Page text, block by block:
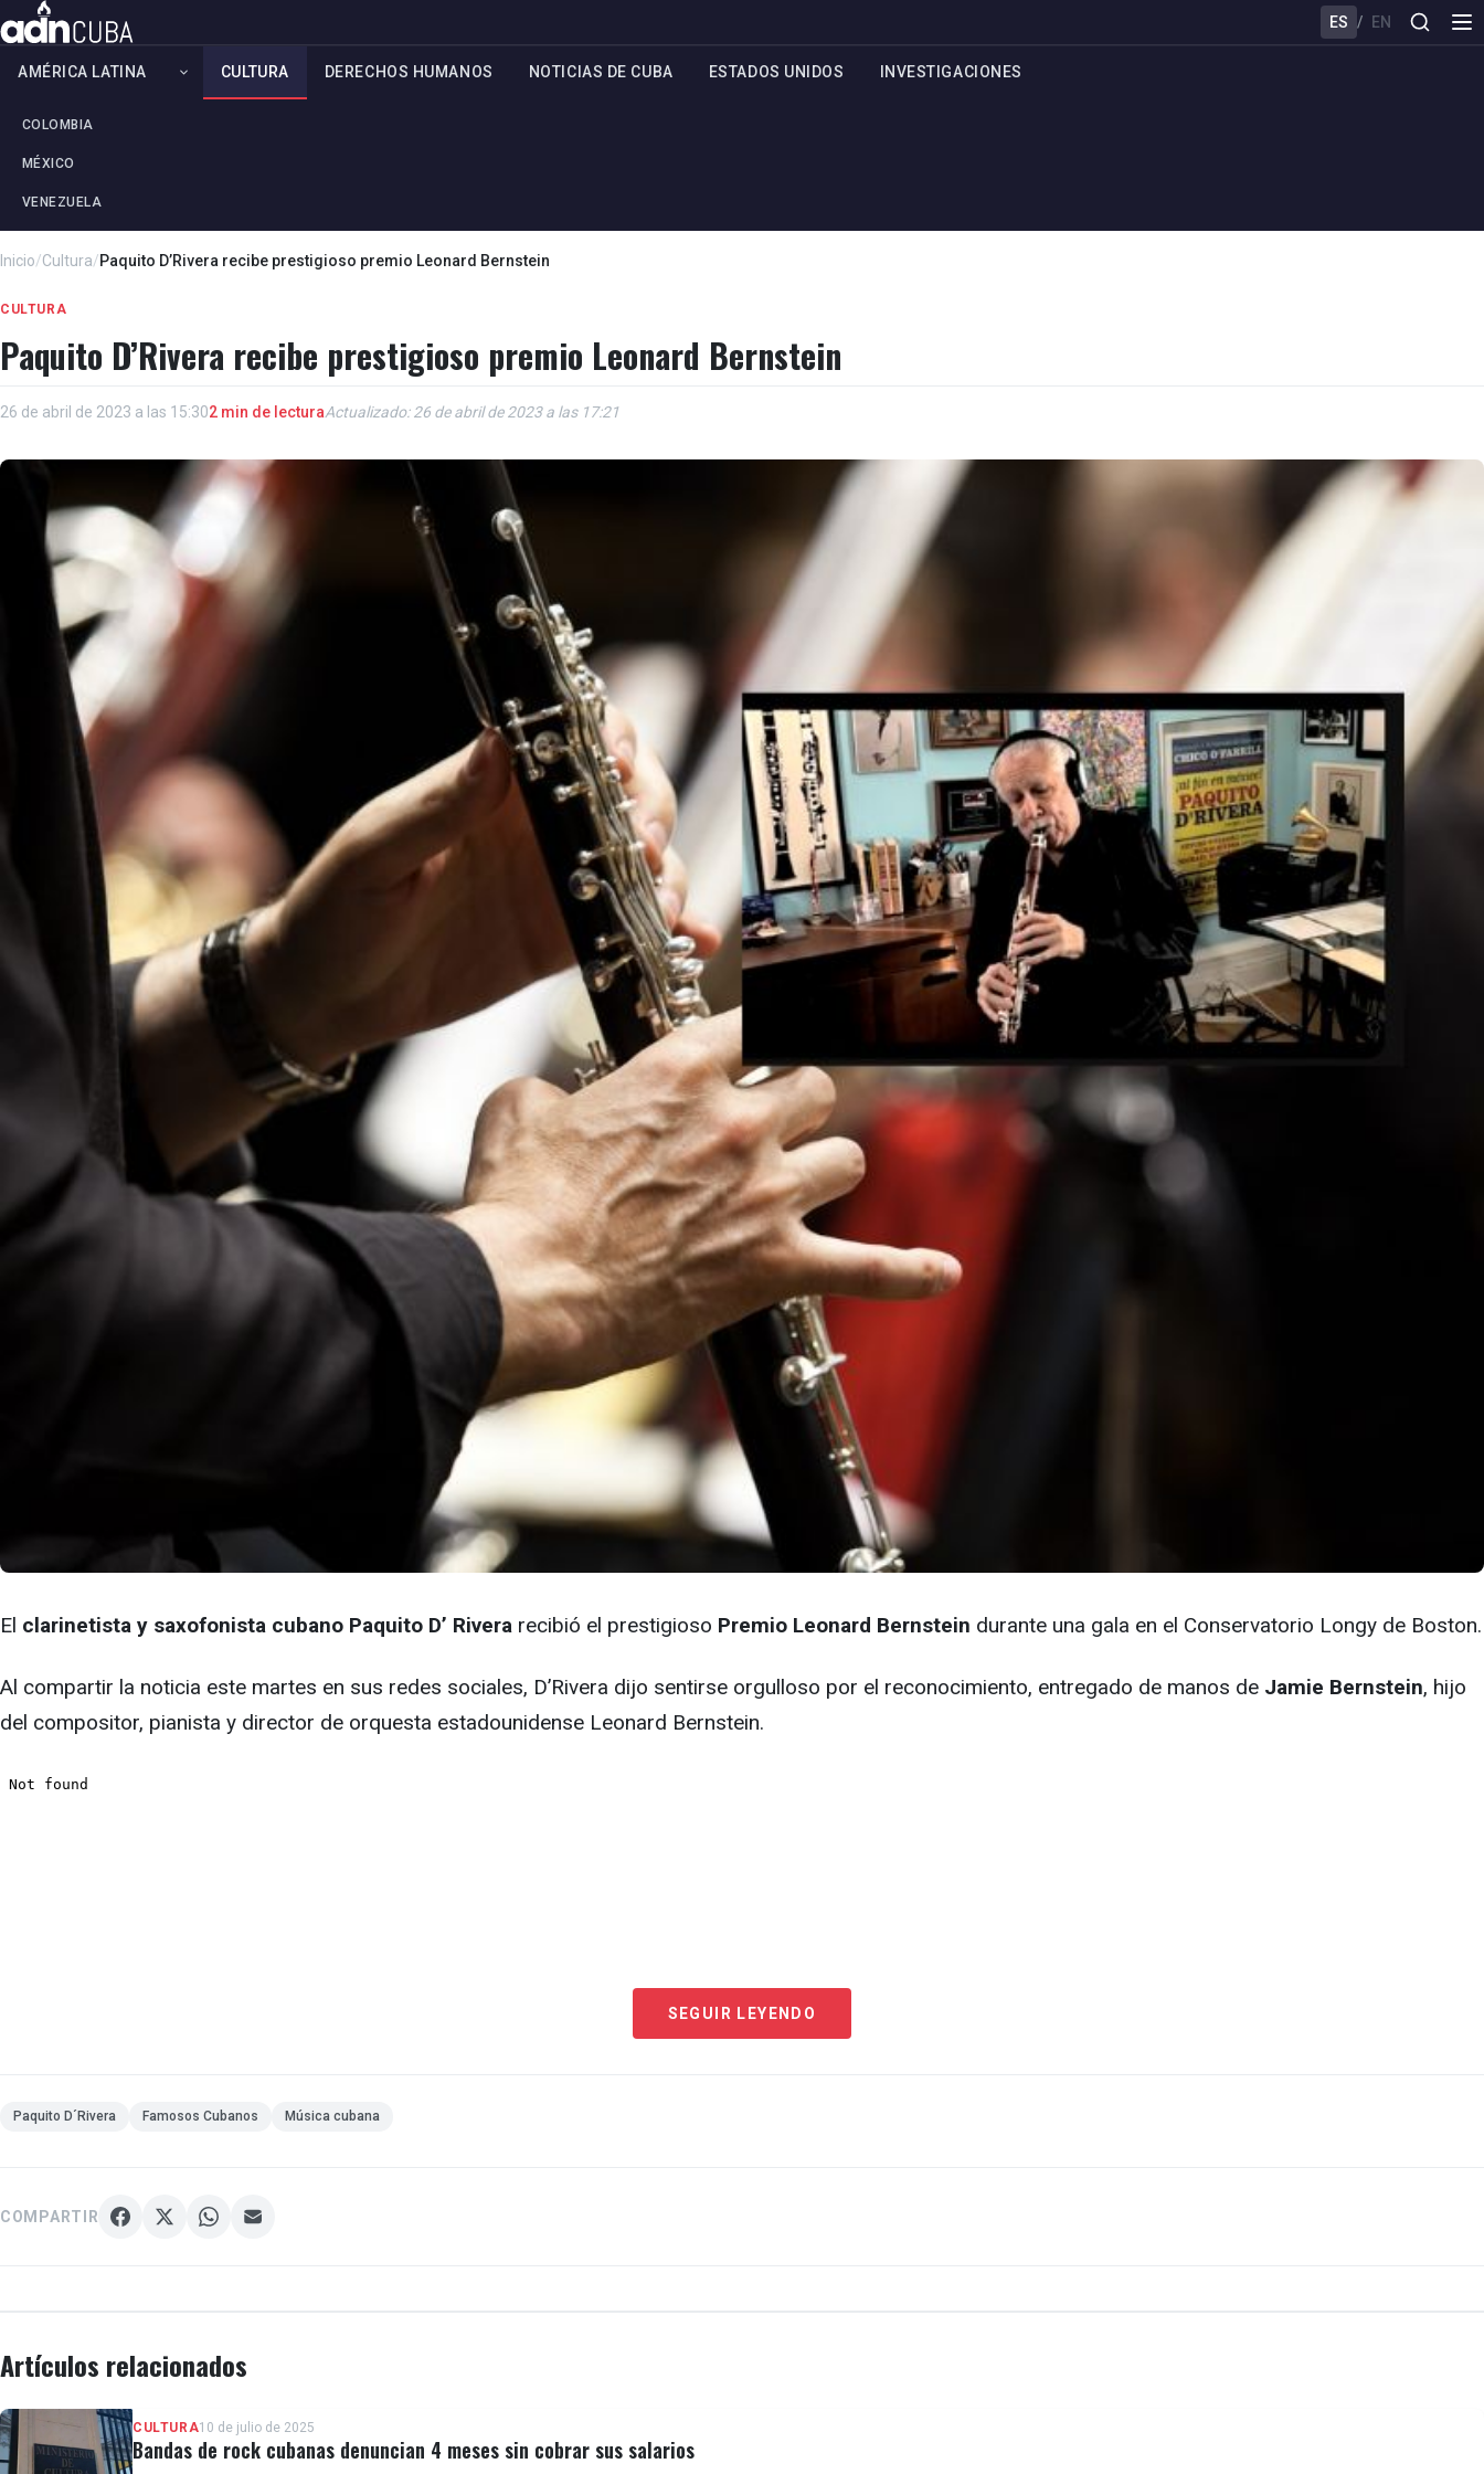
ES / EN
AMÉRICA LATINA
COLOMBIA
MÉXICO
VENEZUELA
CULTURA DERECHOS HUMANOS NOTICIAS DE CUBA ESTADOS UNIDOS INVESTIGACIONES
Inicio/Cultura/Paquito D’Rivera recibe prestigioso premio Leonard Bernstein
CULTURA
Paquito D’Rivera recibe prestigioso premio Leonard Bernstein
26 de abril de 2023 a las 15:302 min de lecturaActualizado: 26 de abril de 2023 a las 17:21
El clarinetista y saxofonista cubano Paquito D’ Rivera recibió el prestigioso Premio Leonard Bernstein durante una gala en el Conservatorio Longy de Boston.
Al compartir la noticia este martes en sus redes sociales, D’Rivera dijo sentirse orgulloso por el reconocimiento, entregado de manos de Jamie Bernstein, hijo
del compositor, pianista y director de orquesta estadounidense Leonard Bernstein.
SEGUIR LEYENDO
Paquito D´Rivera Famosos Cubanos Música cubana
COMPARTIR
Artículos relacionados
CULTURA10 de julio de 2025
Bandas de rock cubanas denuncian 4 meses sin cobrar sus salarios